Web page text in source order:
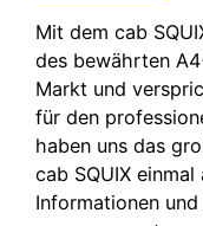
Mit dem cab
des bewährten
Markt und
für den
haben uns das
cab SQUIX
Informationen